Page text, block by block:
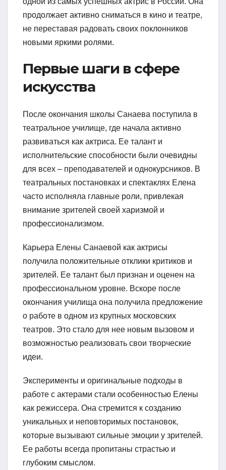
продолжает активно сниматься в кино и театре,
не переставая радовать своих поклонников
новыми яркими ролями.
Первые шаги в сфере
искусства
После окончания школы Санаева поступила в
театральное училище, где начала активно
развиваться как актриса. Ее талант и
исполнительские способности были очевидны
для всех – преподавателей и однокурсников. В
театральных постановках и спектаклях Елена
часто исполняла главные роли, привлекая
внимание зрителей своей харизмой и
профессионализмом.
Карьера Елены Санаевой как актрисы
получила положительные отклики критиков и
зрителей. Ее талант был признан и оценен на
профессиональном уровне. Вскоре после
окончания училища она получила предложение
о работе в одном из крупных московских
театров. Это стало для нее новым вызовом и
возможностью реализовать свои творческие
идеи.
Эксперименты и оригинальные подходы в
работе с актерами стали особенностью Елены
как режиссера. Она стремится к созданию
уникальных и неповторимых постановок,
которые вызывают сильные эмоции у зрителей.
Ее работы всегда пропитаны страстью и
глубоким смыслом.